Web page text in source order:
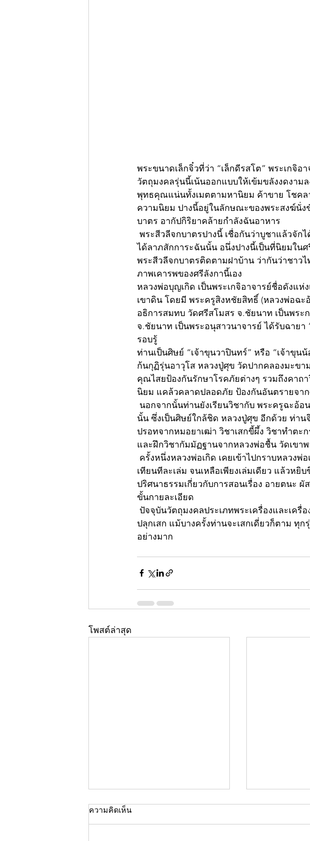
พระขนาดเล็กจิ๋วที่ว่า “เล็กดีรสโต” พระเกจิ
วัตถุมงคลรุ่นนี้เน้นออกแบบให้เข้มขลังงดงาม
พุทธคุณแน่นทั้งเมตตามหานิยม ค้าขาย โชคล
ความนิยม ปางนี้อยู่ในลักษณะของพระสงฆ์นั่
บาตร อากัปกิริยาคล้ายกำลังฉันอาหาร
ได้ลาภสักการะฉันนั้น อนึ่งปางนี้เป็นที่นิยมใน
พระสีวลีจกบาตรติดตามฝาบ้าน ว่ากันว่าชาว
ภาพเคารพของศรีลังกานี้เอง
หลวงพ่อบุญเกิด เป็นพระเกจิอาจารย์ชื่อดังแ
เขาดิน โดยมี พระครูสิงหชัยสิทธิ์ (หลวงพ่อฉ
อธิการสมทบ วัดศรีสโมสร จ.ชัยนาท เป็นพระ
จ.ชัยนาท เป็นพระอนุสาวนาจารย์ ได้รับฉา
รอบรู้
ท่านเป็นศิษย์ “เจ้าขุนวาปินทร์” หรือ “เจ้าขุ
ก้นกุฏิรุ่นอาวุโส หลวงปู่ศุข วัดปากคลองมะขา
คุณไสยป้องกันรักษาโรคภัยต่างๆ รวมถึงคา
นิยม แคล้วคลาดปลอดภัย ป้องกันอันตรายจา
นั้น ซึ่งเป็นศิษย์ใกล้ชิด หลวงปู่ศุข อีกด้วย ท่า
ปรอทจากหมอยาเฒ่า วิชาเสกขี้ผึ้ง วิชาทำตะ
และฝึกวิชากัมมัฏฐานจากหลวงพ่อชื้น วัดเขา
เทียนทีละเล่ม จนเหลือเพียงเล่มเดียว แล้วหยิ
ปริศนาธรรมเกี่ยวกับการสอนเรื่อง อายตนะ
ขั้นกายละเอียด
ปลุกเสก แม้บางครั้งท่านจะเสกเดี่ยวก็ตาม
อย่างมาก
โพสต์ล่าสุด
ความคิดเห็น